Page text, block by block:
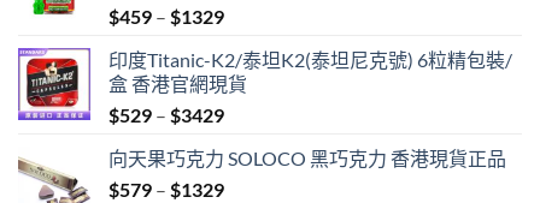
$459 – $1329Price
$459
through
$1329
印度Titanic-K2/泰坦K2(泰坦尼克號) 6粒精包裝/
盒 香港官網現貨
$529 – $3429Price
$529
through
向天果巧克力 SOLOCO 黑巧克力 香港現貨正品
$579 – $1329Price